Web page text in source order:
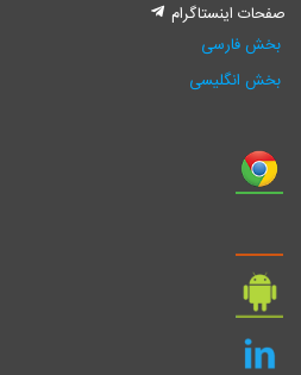
صفحات اینستاگرام
بخش فارسی
بخش انگلیسی